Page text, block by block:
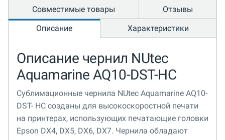
Совместимые товары
Отзывы
Описание
Характеристики
Описание чернил NUtec
Aquamarine AQ10-DST-HC
Сублимационные чернила NUtec Aquamarine AQ10-
DST- HC созданы для высокоскоростной печати
на принтерах, использующих печатающие головки
Epson DX4, DX5, DX6, DX7. Чернила обладают